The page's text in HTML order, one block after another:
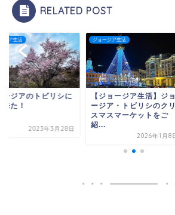
RELATED POST
ジア生活
ョージア生活】ジョ
ア・トビリシのクリ
カフェ&レストラン
ジョージア
トビリシの
フードデリバリー事情